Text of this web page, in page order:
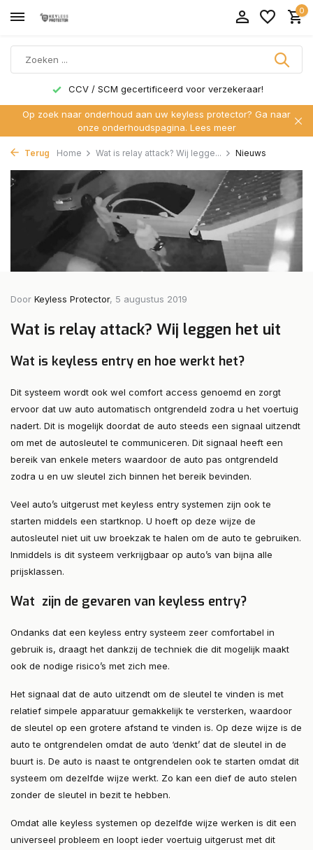
0
CCV / SCM gecertificeerd voor verzekeraar!
Op zoek naar onderhoud aan uw keyless protector? Ga naar
onze onderhoudspagina. Lees meer
Terug Home Wat is relay attack? Wij legge... Nieuws
Door Keyless Protector, 5 augustus 2019
Wat is relay attack? Wij leggen het uit
Wat is keyless entry en hoe werkt het?
Dit systeem wordt ook wel comfort access genoemd en zorgt
ervoor dat uw auto automatisch ontgrendeld zodra u het voertuig
nadert. Dit is mogelijk doordat de auto steeds een signaal uitzendt
om met de autosleutel te communiceren. Dit signaal heeft een
bereik van enkele meters waardoor de auto pas ontgrendeld
zodra u en uw sleutel zich binnen het bereik bevinden.
Veel auto’s uitgerust met keyless entry systemen zijn ook te
starten middels een startknop. U hoeft op deze wijze de
autosleutel niet uit uw broekzak te halen om de auto te gebruiken.
Inmiddels is dit systeem verkrijgbaar op auto’s van bijna alle
prijsklassen.
Wat zijn de gevaren van keyless entry?
Ondanks dat een keyless entry systeem zeer comfortabel in
gebruik is, draagt het dankzij de techniek die dit mogelijk maakt
ook de nodige risico’s met zich mee.
Het signaal dat de auto uitzendt om de sleutel te vinden is met
relatief simpele apparatuur gemakkelijk te versterken, waardoor
de sleutel op een grotere afstand te vinden is. Op deze wijze is de
auto te ontgrendelen omdat de auto ‘denkt’ dat de sleutel in de
buurt is. De auto is naast te ontgrendelen ook te starten omdat dit
systeem om dezelfde wijze werkt. Zo kan een dief de auto stelen
zonder de sleutel in bezit te hebben.
Omdat alle keyless systemen op dezelfde wijze werken is dit een
universeel probleem en loopt ieder voertuig uitgerust met dit